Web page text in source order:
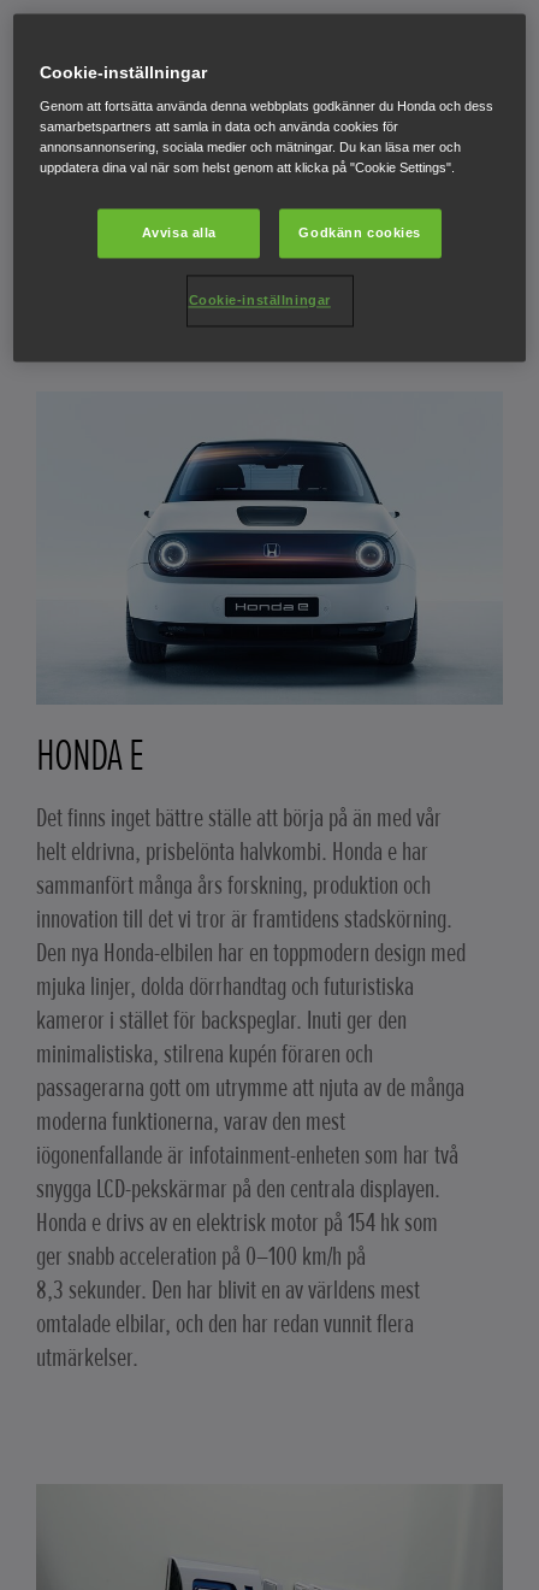
framåt handlar om det förtroende vi har för våra
banbrytande elektrifierade produkter, som vi har
förenat under varumärket e:Technology.
TILLBAKA TILL BLOGGEN
HONDA E
Det finns inget bättre ställe att börja på än med vår
helt eldrivna, prisbelönta halvkombi. Honda e har
sammanfört många års forskning, produktion och
innovation till det vi tror är framtidens stadskörning.
Den nya Honda-elbilen har en toppmodern design med
mjuka linjer, dolda dörrhandtag och futuristiska
kameror i stället för backspeglar. Inuti ger den
minimalistiska, stilrena kupén föraren och
passagerarna gott om utrymme att njuta av de många
moderna funktionerna, varav den mest
iögonenfallande är infotainment-enheten som har två
snygga LCD-pekskärmar på den centrala displayen.
Honda e drivs av en elektrisk motor på 154 hk som
ger snabb acceleration på 0–100 km/h på
8,3 sekunder. Den har blivit en av världens mest
omtalade elbilar, och den har redan vunnit flera
utmärkelser.
Cookie-inställningar
Genom att fortsätta använda denna webbplats godkänner du Honda och dess
samarbetspartners att samla in data och använda cookies för
annonsannonsering, sociala medier och mätningar. Du kan läsa mer och
uppdatera dina val när som helst genom att klicka på "Cookie Settings".
Avvisa alla Godkänn cookies
Cookie-inställningar